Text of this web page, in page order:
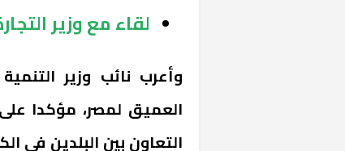
لقاء مع وزير
وأعرب نائب وزير
العميق لمصر، مؤكدا
التعاون بين البلدين في